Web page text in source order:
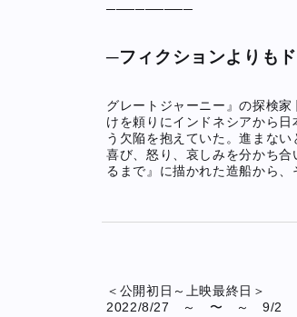
─────────
─フィクションよりも
グレートジャーニー』の探検
けを頼りにインドネシアから
う欠陥を抱えていた。進まな
喜び、怒り、哀しみを分かち
るまで』に描かれた造船から、
＜公開初日～上映最終日＞
2022/8/27 ～ 〜 ～ 9/2